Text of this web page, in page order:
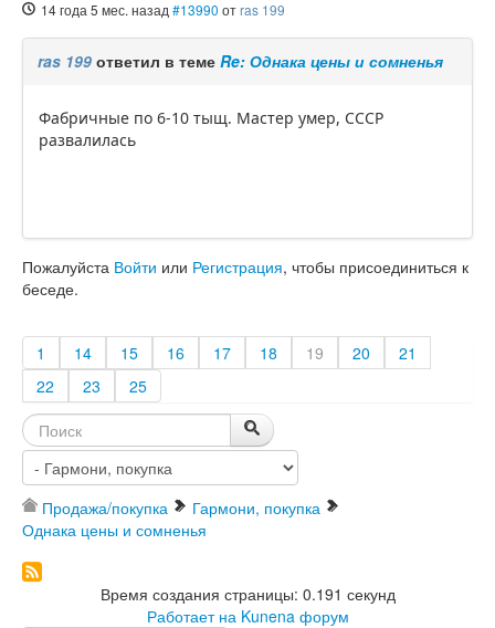
14 года 5 мес. назад #13990 отras 199
ras 199 ответил в теме Re: Однака цены и сомненья
Фабричные по 6-10 тыщ. Мастер умер, СССР
развалилась
Пожалуйста Войти или Регистрация, чтобы присоединиться к
беседе.
1 14 15 16 17 18 19 20
21
22
23 25
Продажа/покупка
Гармони, покупка
Однака цены и сомненья
Время создания страницы: 0.191 секунд
Работает на Kunena форум